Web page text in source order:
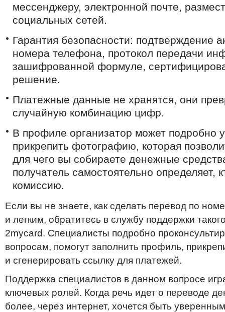
мессенджеру, электронной почте,
социальных сетей.
Гарантия безопасности: подтверждение
номера телефона, протокол передачи
зашифрованной формуле,
решение.
Платежные данные не хранятся, они
случайную комбинацию цифр.
В профиле организатор может подробно
прикрепить фотографию, которая
для чего вы собираете денежные
получатель самостоятельно определяет,
комиссию.
Если вы не знаете, как сделать перевод по
и легким, обратитесь в службу поддержки
2mycard. Специалисты подробно
вопросам, помогут заполнить профиль,
и сгенерировать ссылку для платежей.
Поддержка специалистов в данном вопросе
ключевых ролей. Когда речь идет о переводе
более, через интернет, хочется быть